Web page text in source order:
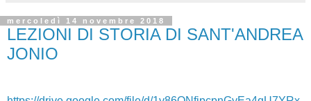
mercoledì 14 novembre 2018
LEZIONI DI STORIA DI SANT'ANDREA
JONIO